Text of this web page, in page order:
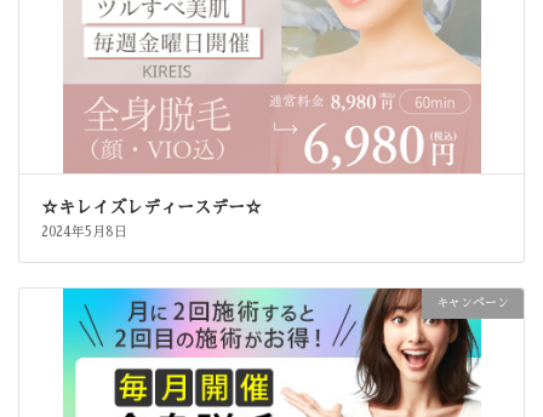
☆キレイズレディースデー☆
2024年5月8日
キャンペーン